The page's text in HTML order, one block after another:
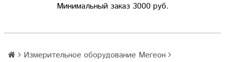
Минимальный заказ 3000 руб.
Измерительное оборудование Мегеон